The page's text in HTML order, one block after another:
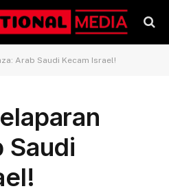
Arab Saudi Kecam Israel!
Saudi